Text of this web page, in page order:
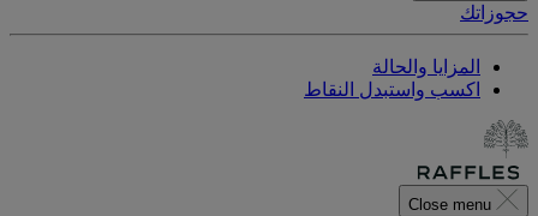
حجوزاتك
المزايا والحالة
اكسب واستبدل النقاط
Close menu